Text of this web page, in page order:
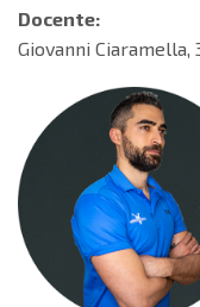
Docente:
Giovanni Ciaramella,